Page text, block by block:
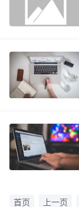
首页 上一页